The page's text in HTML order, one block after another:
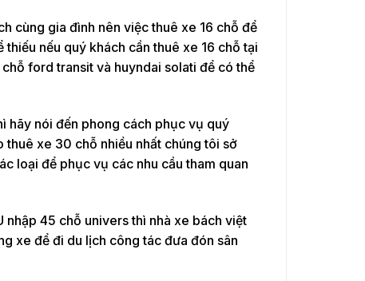
cùng gia đình nên việc thuê xe 16 chỗ để
nếu quý khách cần thuê xe 16 chỗ tại
ford transit và huyndai solati để có thể
hãy nói đến phong cách phục vụ quý
xe 30 chỗ nhiều nhất chúng tôi sở
loại để phục vụ các nhu cầu tham quan
45 chỗ univers thì nhà xe bách việt
xe để đi du lịch công tác đưa đón sân